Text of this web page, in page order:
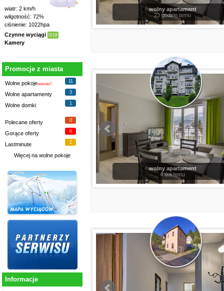
wiatr: 2 km/h
wilgotność: 72%
ciśnienie: 1022hpa
Czynne wyciągi 0/18
Kamery
Promocje z miasta
Wolne pokojenowość!
11
Wolne apartamenty 3
Wolne domki 1
Polecane oferty 0
Gorące oferty 0
Lastminute 2
Więcej na wolne pokoje
Informacje
wolny apartament
23 godzin temu
wolny apartament
4 dni temu